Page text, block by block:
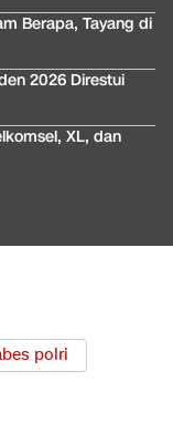
Berapa, Tayang di
2026 Direstui
XL, dan
polri